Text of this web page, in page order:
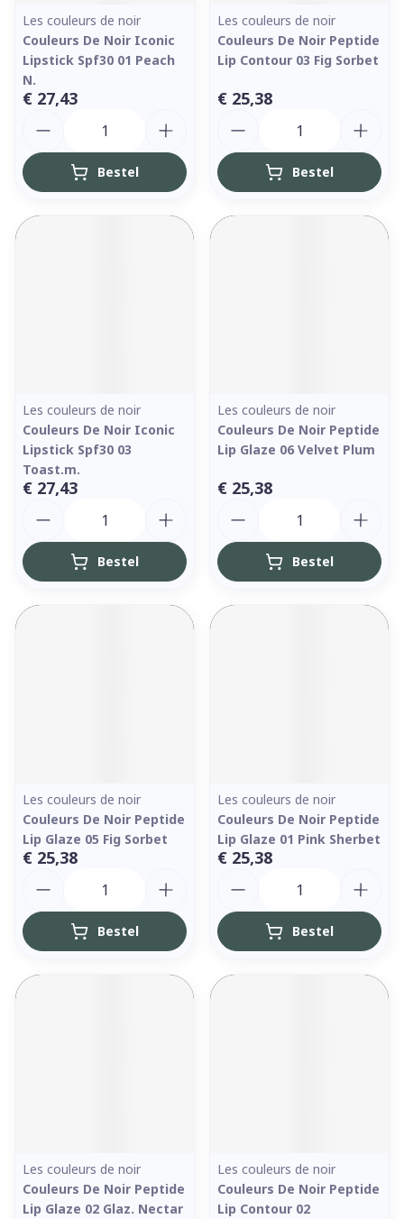
Les couleurs de noir
Couleurs De Noir Iconic
Lipstick Spf30 01 Peach
N.
€ 27,43
Bestel
Les couleurs de noir
Couleurs De Noir Peptide
Lip Contour 03 Fig Sorbet
€ 25,38
Bestel
Les couleurs de noir
Couleurs De Noir Iconic
Lipstick Spf30 03
Toast.m.
€ 27,43
Bestel
Les couleurs de noir
Couleurs De Noir Peptide
Lip Glaze 06 Velvet Plum
€ 25,38
Bestel
Les couleurs de noir
Couleurs De Noir Peptide
Lip Glaze 05 Fig Sorbet
€ 25,38
Bestel
Les couleurs de noir
Couleurs De Noir Peptide
Lip Glaze 01 Pink Sherbet
€ 25,38
Bestel
Les couleurs de noir
Couleurs De Noir Peptide
Lip Glaze 02 Glaz. Nectar
Les couleurs de noir
Couleurs De Noir Peptide
Lip Contour 02